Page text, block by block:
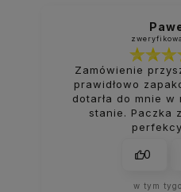
Zamówienie
prawidłowo
dotarła do mnie w
stanie. Paczka
0
w tym